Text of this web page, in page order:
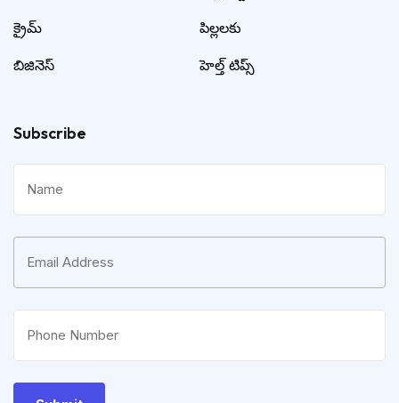
క్రైమ్
బిజినెస్
పిల్లలకు
హెల్త్ టిప్స్
Subscribe